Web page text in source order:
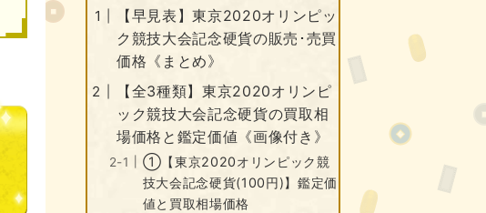
【早見表】東京2020オリンピッ
ク競技大会記念硬貨の販売･売買
価格《まとめ》
【全3種類】東京2020オリンピ
ック競技大会記念硬貨の買取相
場価格と鑑定価値《画像付き》
①【東京2020オリンピック競
技大会記念硬貨(100円)】鑑定価
値と買取相場価格